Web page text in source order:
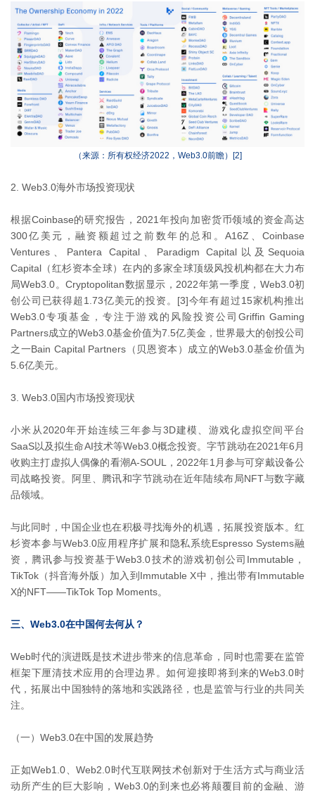
（来源：所有权经济2022，Web3.0前瞻）[2]
2. Web3.0海外市场投资现状
根据Coinbase的研究报告，2021年投向加密货币领域的资金高达
300亿美元，融资额超过之前数年的总和。A16Z、Coinbase
Ventures、Pantera Capital、Paradigm Capital以及Sequoia
Capital（红杉资本全球）在内的多家全球顶级风投机构都在大力布
局Web3.0。Cryptopolitan数据显示，2022年第一季度，Web3.0初
创公司已获得超1.73亿美元的投资。[3]今年有超过15家机构推出
Web3.0专项基金，专注于游戏的风险投资公司Griffin Gaming
Partners成立的Web3.0基金价值为7.5亿美金，世界最大的创投公司
之一Bain Capital Partners（贝恩资本）成立的Web3.0基金价值为
5.6亿美元。
3. Web3.0国内市场投资现状
小米从2020年开始连续三年参与3D建模、游戏化虚拟空间平台
SaaS以及拟生命AI技术等Web3.0概念投资。字节跳动在2021年6月
收购主打虚拟人偶像的看潮A-SOUL，2022年1月参与可穿戴设备公
司战略投资。阿里、腾讯和字节跳动在近年陆续布局NFT与数字藏
品领域。
与此同时，中国企业也在积极寻找海外的机遇，拓展投资版本。红
杉资本参与Web3.0应用程序扩展和隐私系统Espresso Systems融
资，腾讯参与投资基于Web3.0技术的游戏初创公司Immutable，
TikTok（抖音海外版）加入到Immutable X中，推出带有Immutable
X的NFT——TikTok Top Moments。
三、Web3.0在中国何去何从？
Web时代的演进既是技术进步带来的信息革命，同时也需要在监管
框架下厘清技术应用的合理边界。如何迎接即将到来的Web3.0时
代，拓展出中国独特的落地和实践路径，也是监管与行业的共同关
注。
（一）Web3.0在中国的发展趋势
正如Web1.0、Web2.0时代互联网技术创新对于生活方式与商业活
动所产生的巨大影响，Web3.0的到来也必将颠覆目前的金融、游